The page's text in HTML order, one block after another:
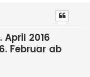
2016
Februar ab